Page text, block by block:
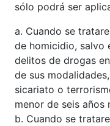
sólo podrá ser
a. Cuando se
de homicidio, salvo
delitos de drogas
de sus
sicariato o
menor de seis años
b. Cuando se